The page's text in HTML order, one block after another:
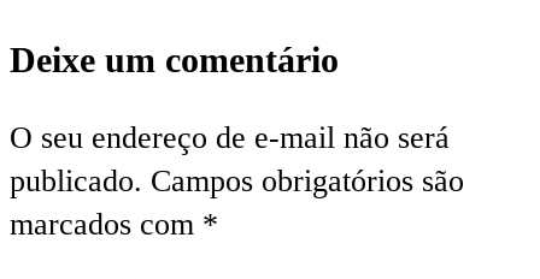
Deixe um comentário
O seu endereço de e-mail não será
publicado. Campos obrigatórios são
marcados com *